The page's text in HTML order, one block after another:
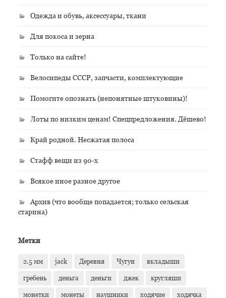
Одежда и обувь, аксессуары, ткани
Для покоса и зерна
Только на сайте!
Велосипеды СССР, запчасти, комплектующие
Помогите опознать (непонятные штуковины)!
Лоты по низким ценам! Спецпредложения. Дёшево!
Край родной. Несжатая полоса
Стафф вещи из 90-х
Всякое иное разное другое
Архив (что вообще попадается; только сельская
старина)
Метки
2.5 мм jack Деревня Чугун вкладыши
гребень деньга деньги джек кругляши
монетки монеты наушники ходячие ходячка